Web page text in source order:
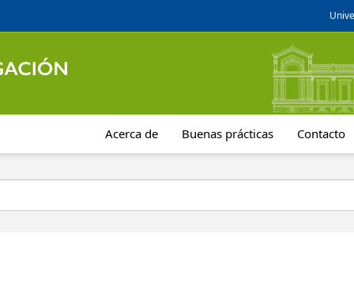
Acerca de Buenas prácticas Contacto